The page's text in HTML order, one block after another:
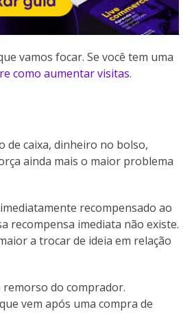
vamos focar. Se você tem uma
como aumentar visitas.
de caixa, dinheiro no bolso,
ainda mais o maior problema
recompensado ao
recompensa imediata não existe.
a trocar de ideia em relação
remorso do comprador.
vem após uma compra de